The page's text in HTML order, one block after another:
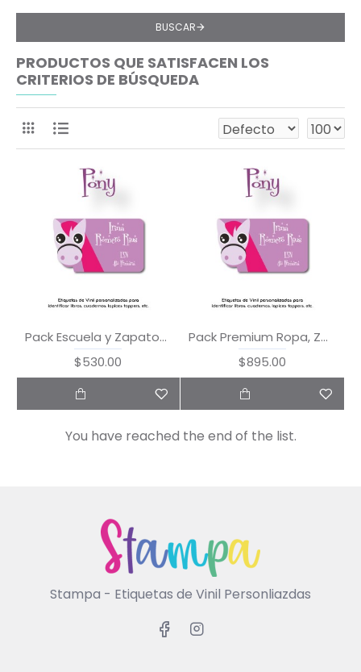
BUSCAR
PRODUCTOS QUE SATISFACEN LOS
CRITERIOS DE BÚSQUEDA
Pack Escuela y Zapatos Pony
$530.00
Pack Premium Ropa, Zapatos y Escuela Pony
$895.00
You have reached the end of the list.
Stampa - Etiquetas de Vinil Personliazdas